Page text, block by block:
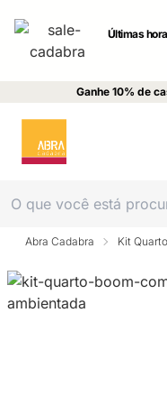
Últimas
Ganhe 10% de
Abra Cadabra Kit Quarto